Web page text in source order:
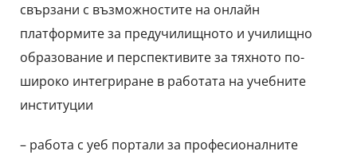
свързани с възможностите на онлайн
платформите за предучилищното и училищно
образование и перспективите за тяхното по-
широко интегриране в работата на учебните
институции
– работа с уеб портали за професионалните